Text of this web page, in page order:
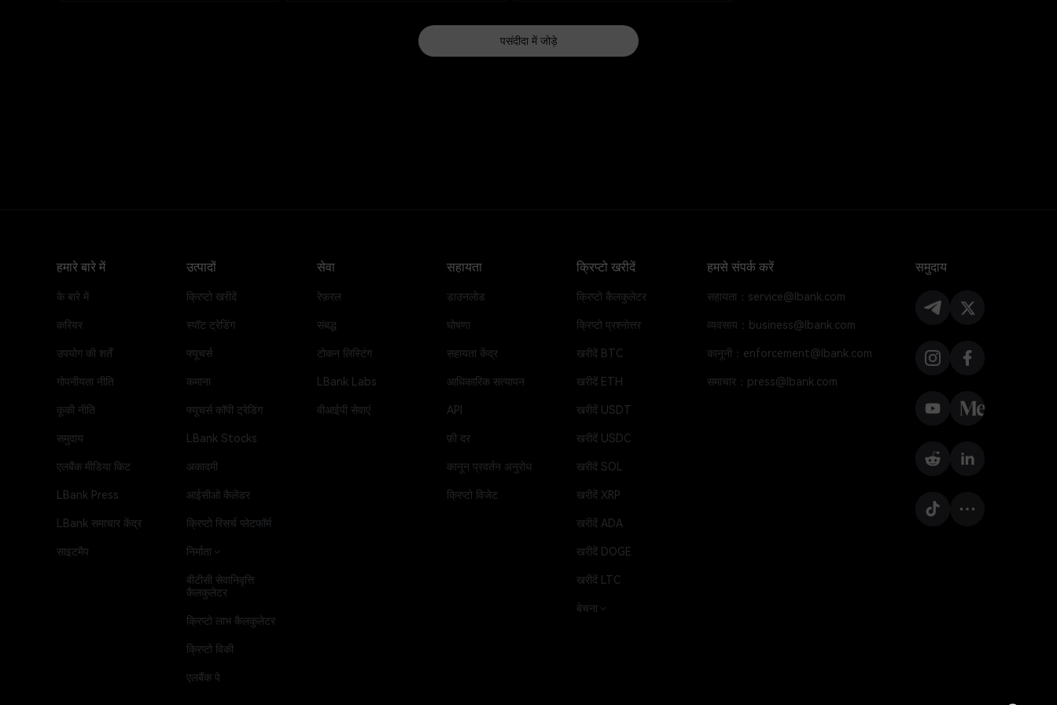
पसंदीदा में जोड़े
हमारे बारे में
के बारे में
करियर
उपयोग की शर्तें
गोपनीयता नीति
कूकी नीति
समुदाय
एलबैंक मीडिया किट
LBank Press
LBank समाचार केंद्र
साइटमैप
उत्पादों
क्रिप्टो खरीदें
स्पॉट ट्रेडिंग
फ्यूचर्स
कमाना
फ्यूचर्स कॉपी ट्रेडिंग
LBank Stocks
अकादमी
आईसीओ कैलेंडर
क्रिप्टो रिसर्च प्लेटफॉर्म
निर्माता
बीटीसी सेवानिवृत्ति
कैलकुलेटर
क्रिप्टो लाभ कैलकुलेटर
क्रिप्टो विकी
एलबैंक पे
सेवा
रेफ़रल
संबद्ध
टोकन लिस्टिंग
LBank Labs
वीआईपी सेवाएं
सहायता
डाउनलोड
घोषणा
सहायता केंद्र
आधिकारिक सत्यापन
API
फ़ी दर
कानून प्रवर्तन अनुरोध
क्रिप्टो विजेट
क्रिप्टो खरीदें
क्रिप्टो कैलकुलेटर
क्रिप्टो प्रश्नोत्तर
खरीदें BTC
खरीदें ETH
खरीदें USDT
खरीदें USDC
खरीदें SOL
खरीदें XRP
खरीदें ADA
खरीदें DOGE
खरीदें LTC
बेचना
हमसे संपर्क करें
सहायता：service@lbank.com
व्यवसाय：business@lbank.com
कानूनी：enforcement@lbank.com
समाचार：press@lbank.com
समुदाय